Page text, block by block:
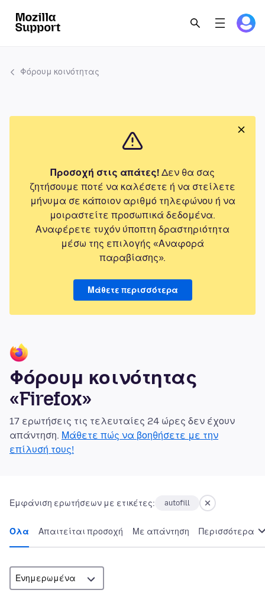
Φόρουμ κοινότητας
Προσοχή στις απάτες! Δεν θα σας
ζητήσουμε ποτέ να καλέσετε ή να στείλετε
μήνυμα σε κάποιον αριθμό τηλεφώνου ή να
μοιραστείτε προσωπικά δεδομένα.
Αναφέρετε τυχόν ύποπτη δραστηριότητα
μέσω της επιλογής «Αναφορά
παραβίασης».
Μάθετε περισσότερα
Φόρουμ κοινότητας
«Firefox»
17 ερωτήσεις τις τελευταίες 24 ώρες δεν έχουν
απάντηση. Μάθετε πώς να βοηθήσετε με την
επίλυσή τους!
Εμφάνιση ερωτήσεων με ετικέτες: autofill
Όλα Απαιτείται προσοχή Με απάντηση Περισσότερα